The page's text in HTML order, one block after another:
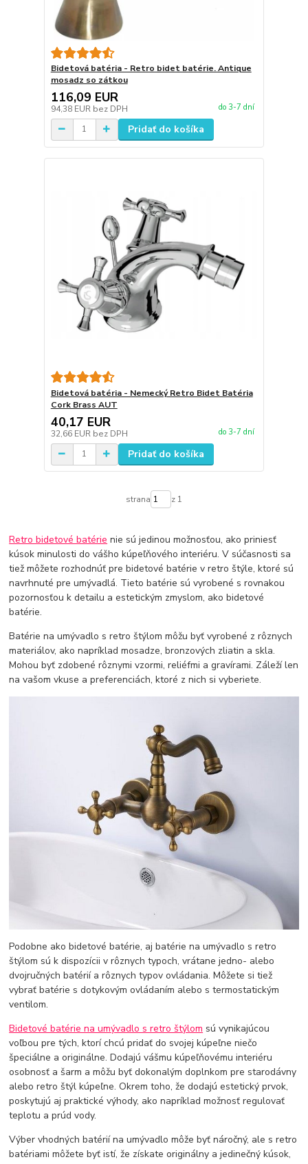
Bidetová batéria - Retro bidet batérie. Antique
mosadz so zátkou
116,09 EUR
94,38 EUR bez DPH do 3-7 dní
Pridať do košíka
Bidetová batéria - Nemecký Retro Bidet Batéria
Cork Brass AUT
40,17 EUR
32,66 EUR bez DPH do 3-7 dní
Pridať do košíka
strana z 1
Retro bidetové batérie nie sú jedinou možnosťou, ako priniesť
kúsok minulosti do vášho kúpeľňového interiéru. V súčasnosti sa
tiež môžete rozhodnúť pre bidetové batérie v retro štýle, ktoré sú
navrhnuté pre umývadlá. Tieto batérie sú vyrobené s rovnakou
pozornosťou k detailu a estetickým zmyslom, ako bidetové
batérie.
Batérie na umývadlo s retro štýlom môžu byť vyrobené z rôznych
materiálov, ako napríklad mosadze, bronzových zliatin a skla.
Mohou byť zdobené rôznymi vzormi, reliéfmi a gravírami. Záleží len
na vašom vkuse a preferenciách, ktoré z nich si vyberiete.
Podobne ako bidetové batérie, aj batérie na umývadlo s retro
štýlom sú k dispozícii v rôznych typoch, vrátane jedno- alebo
dvojručných batérií a rôznych typov ovládania. Môžete si tiež
vybrať batérie s dotykovým ovládaním alebo s termostatickým
ventilom.
Bidetové batérie na umývadlo s retro štýlom sú vynikajúcou
voľbou pre tých, ktorí chcú pridať do svojej kúpeľne niečo
špeciálne a originálne. Dodajú vášmu kúpeľňovému interiéru
osobnosť a šarm a môžu byť dokonalým doplnkom pre starodávny
alebo retro štýl kúpeľne. Okrem toho, že dodajú estetický prvok,
poskytujú aj praktické výhody, ako napríklad možnosť regulovať
teplotu a prúd vody.
Výber vhodných batérií na umývadlo môže byť náročný, ale s retro
batériami môžete byť istí, že získate originálny a jedinečný kúsok,